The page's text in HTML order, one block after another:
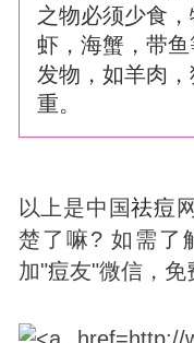
之物必须少食
虾，海蟹，带
发物，如羊肉
重。
以上是中国祛痘
楚了嘛? 如需了
加"痘友"微信，免